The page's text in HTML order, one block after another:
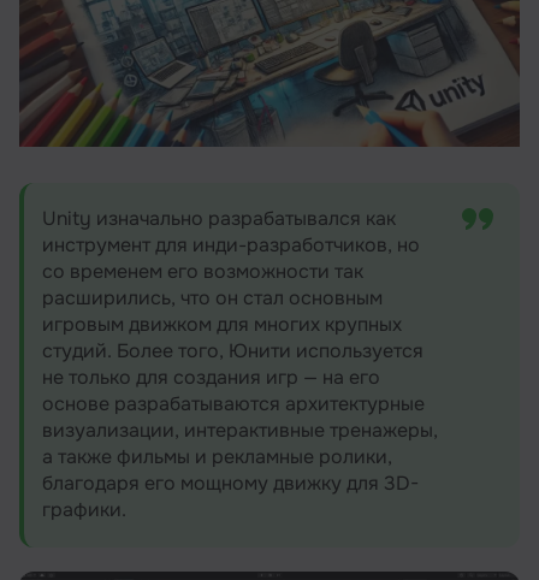
Unity изначально разрабатывался как
инструмент для инди-разработчиков, но
со временем его возможности так
расширились, что он стал основным
игровым движком для многих крупных
студий. Более того, Юнити используется
не только для создания игр — на его
основе разрабатываются архитектурные
визуализации, интерактивные тренажеры,
а также фильмы и рекламные ролики,
благодаря его мощному движку для 3D-
графики.